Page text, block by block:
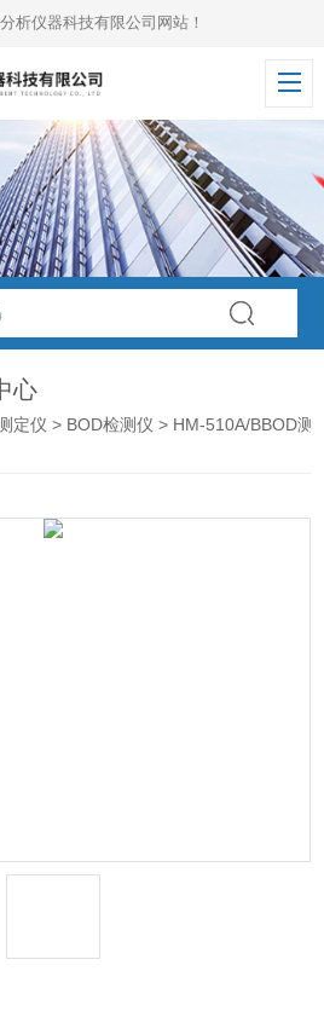
析仪器科技有限公司网站！
心
定仪 > BOD检测仪 > HM-510A/BBOD测